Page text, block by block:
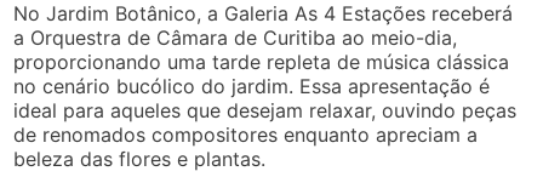
No Jardim Botânico, a Galeria As 4 Estações receberá
a Orquestra de Câmara de Curitiba ao meio-dia,
proporcionando uma tarde repleta de música clássica
no cenário bucólico do jardim. Essa apresentação é
ideal para aqueles que desejam relaxar, ouvindo peças
de renomados compositores enquanto apreciam a
beleza das flores e plantas.